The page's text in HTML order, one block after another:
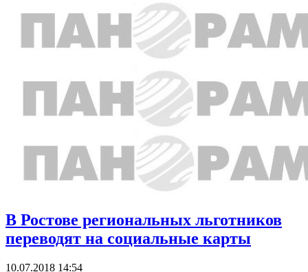
В Ростове региональных льготников
переводят на социальные карты
10.07.2018 14:54